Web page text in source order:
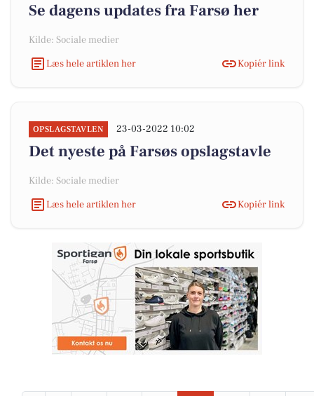
Se dagens updates fra Farsø her
Kilde: Sociale medier
Læs hele artiklen her
Kopiér link
OPSLAGSTAVLEN 23-03-2022 10:02
Det nyeste på Farsøs opslagstavle
Kilde: Sociale medier
Læs hele artiklen her
Kopiér link